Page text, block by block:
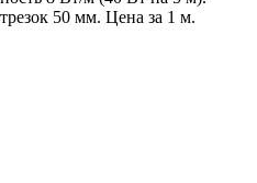
50 мм. Цена за 1 м.